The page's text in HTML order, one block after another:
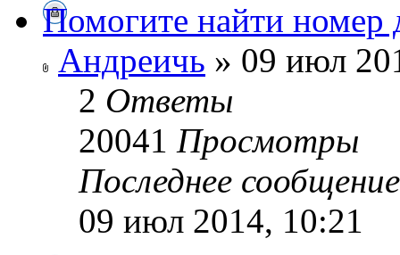
Помогите найти номер
Андреичь » 09 июл
2 Ответы
20041 Просмотры
Последнее
09 июл 2014, 10:21